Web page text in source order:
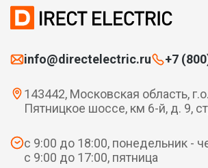
info@directelectric.ru +7
143442, Московская область,
Пятницкое шоссе, км 6-й, д. 9,
с 9:00 до 18:00, понедельник -
с 9:00 до 17:00, пятница